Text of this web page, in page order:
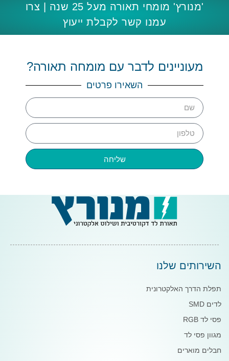
'מנורץ' מומחי תאורה מעל 25 שנה | צרו
עמנו קשר לקבלת ייעוץ
מעוניינים לדבר עם מומחה תאורה?
השאירו פרטים
שליחה
השירותים שלנו
תפלת הדרך האלקטרונית
לדים SMD
פסי לד RGB
מגוון פסי לד
חבלים מוארים